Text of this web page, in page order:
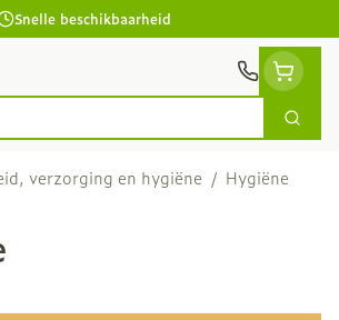
Snelle beschikbaarheid
Zoek
verzorging en hygiëne / Hygiëne